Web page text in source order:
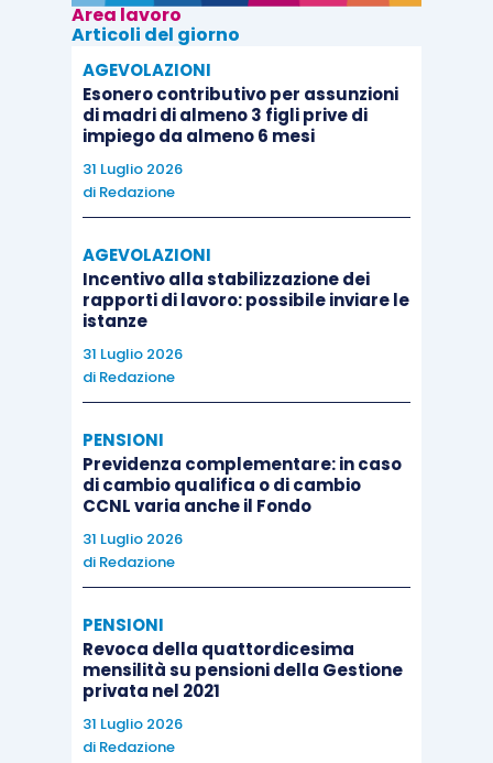
Area lavoro
Articoli del giorno
AGEVOLAZIONI
Esonero contributivo per assunzioni
di madri di almeno 3 figli prive di
impiego da almeno 6 mesi
31 Luglio 2026
di Redazione
AGEVOLAZIONI
Incentivo alla stabilizzazione dei
rapporti di lavoro: possibile inviare le
istanze
31 Luglio 2026
di Redazione
PENSIONI
Previdenza complementare: in caso
di cambio qualifica o di cambio
CCNL varia anche il Fondo
31 Luglio 2026
di Redazione
PENSIONI
Revoca della quattordicesima
mensilità su pensioni della Gestione
privata nel 2021
31 Luglio 2026
di Redazione